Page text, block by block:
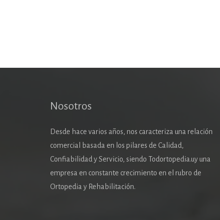
Nosotros
Desde hace varios años, nos caracteriza una relación
comercial basada en los pilares de Calidad,
Confiabilidad y Servicio, siendo Todortopedia.uy una
empresa en constante crecimiento en el rubro de
Ortopedia y Rehabilitación.